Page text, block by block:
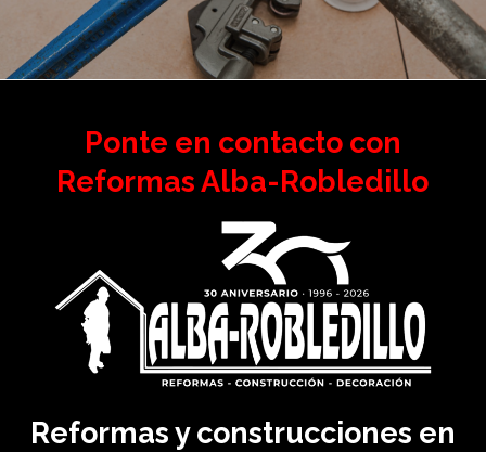
Ponte en contacto con
Reformas Alba-Robledillo
Reformas y construcciones en